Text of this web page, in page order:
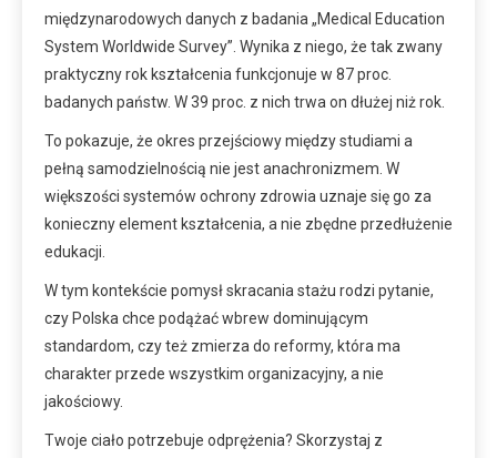
międzynarodowych danych z badania „Medical Education
System Worldwide Survey”. Wynika z niego, że tak zwany
praktyczny rok kształcenia funkcjonuje w 87 proc.
badanych państw. W 39 proc. z nich trwa on dłużej niż rok.
To pokazuje, że okres przejściowy między studiami a
pełną samodzielnością nie jest anachronizmem. W
większości systemów ochrony zdrowia uznaje się go za
konieczny element kształcenia, a nie zbędne przedłużenie
edukacji.
W tym kontekście pomysł skracania stażu rodzi pytanie,
czy Polska chce podążać wbrew dominującym
standardom, czy też zmierza do reformy, która ma
charakter przede wszystkim organizacyjny, a nie
jakościowy.
Twoje ciało potrzebuje odprężenia? Skorzystaj z